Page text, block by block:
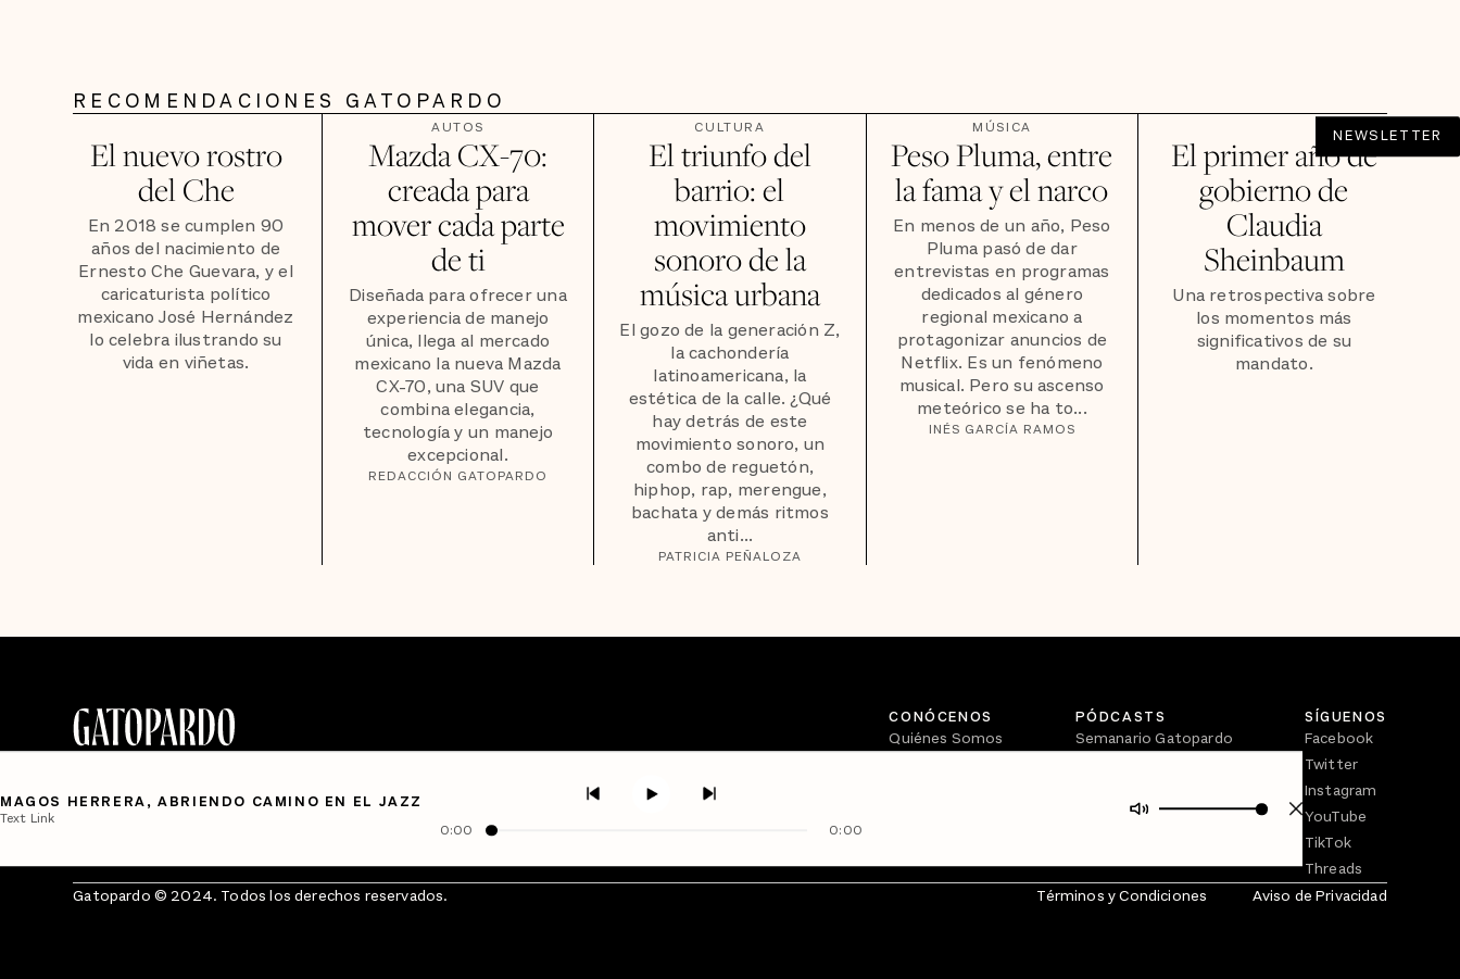
NEWSLETTER
RECOMENDACIONES GATOPARDO
El nuevo rostro
del Che
En 2018 se cumplen 90
años del nacimiento de
Ernesto Che Guevara, y el
caricaturista político
mexicano José Hernández
lo celebra ilustrando su
vida en viñetas.
AUTOS
Mazda CX-70:
creada para
mover cada parte
de ti
Diseñada para ofrecer una
experiencia de manejo
única, llega al mercado
mexicano la nueva Mazda
CX-70, una SUV que
combina elegancia,
tecnología y un manejo
excepcional.
REDACCIÓN GATOPARDO
CULTURA
El triunfo del
barrio: el
movimiento
sonoro de la
música urbana
El gozo de la generación Z,
la cachondería
latinoamericana, la
estética de la calle. ¿Qué
hay detrás de este
movimiento sonoro, un
combo de reguetón,
hiphop, rap, merengue,
bachata y demás ritmos
anti...
PATRICIA PEÑALOZA
MÚSICA
Peso Pluma, entre
la fama y el narco
En menos de un año, Peso
Pluma pasó de dar
entrevistas en programas
dedicados al género
regional mexicano a
protagonizar anuncios de
Netflix. Es un fenómeno
musical. Pero su ascenso
meteórico se ha to...
INÉS GARCÍA RAMOS
El primer año de
gobierno de
Claudia
Sheinbaum
Una retrospectiva sobre
los momentos más
significativos de su
mandato.
MAGOS HERRERA, ABRIENDO CAMINO EN EL JAZZ
Text Link
0:00 0:00
CONÓCENOS
Quiénes Somos
PÓDCASTS
Semanario Gatopardo
SÍGUENOS
Facebook
Twitter
Instagram
YouTube
TikTok
Threads
Gatopardo © 2024. Todos los derechos reservados.
Términos y Condiciones Aviso de Privacidad